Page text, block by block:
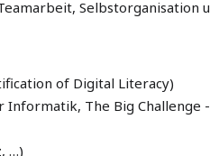
Selbstorganisation
of Digital Literacy)
The Big Challenge -
…)